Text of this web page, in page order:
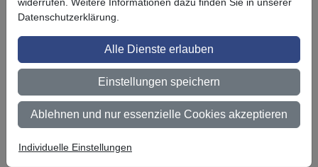
Preisschutz für unsere Kunden
Persönliche Beratung und Betreuung
Keine Mindestbestellmenge
Deutschland)
Zertifiziert nach ISO 9001
Datenschutzerklärung.
Alle Dienste erlauben
Einstellungen speichern
Ablehnen und nur essenzielle Cookies akzeptieren
Individuelle Einstellungen